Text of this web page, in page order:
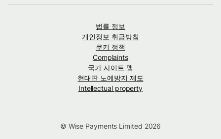
법률 정보
개인정보 취급방침
쿠키 정책
Complaints
국가 사이트 맵
현대판 노예방지 제도
Intellectual property
© Wise Payments Limited 2026